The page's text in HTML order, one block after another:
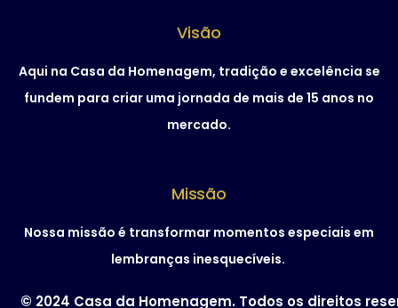
Visão
Aqui na Casa da Homenagem, tradição e excelência se
fundem para criar uma jornada de mais de 15 anos no
mercado.
Missão
Nossa missão é transformar momentos especiais em
lembranças inesquecíveis.
© 2024 Casa da Homenagem. Todos os direitos